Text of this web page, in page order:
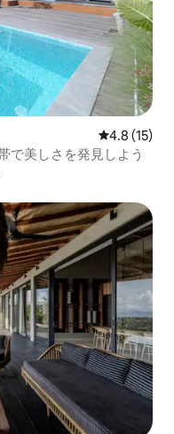
レビュー15
4.8 (15)
で美しさを発見しよう